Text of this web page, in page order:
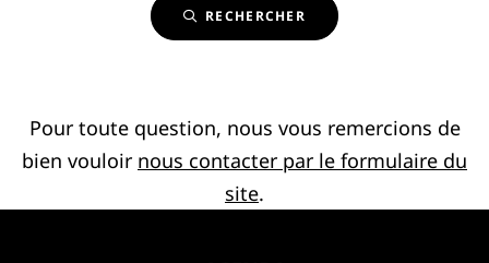
RECHERCHER
Pour toute question, nous vous remercions de
bien vouloir nous contacter par le formulaire du
site.